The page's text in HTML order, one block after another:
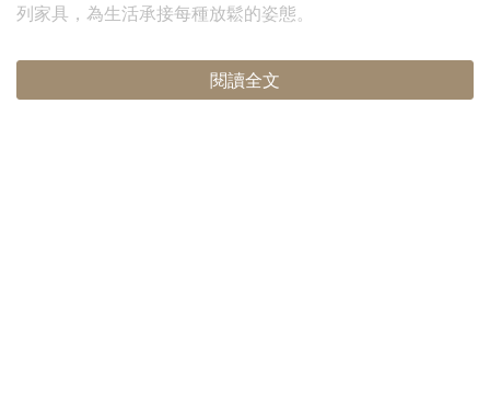
列家具，為生活承接每種放鬆的姿態。
閱讀全文